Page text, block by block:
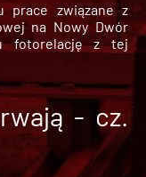
prace związane z
na Nowy Dwór
fotorelację z tej
- cz.